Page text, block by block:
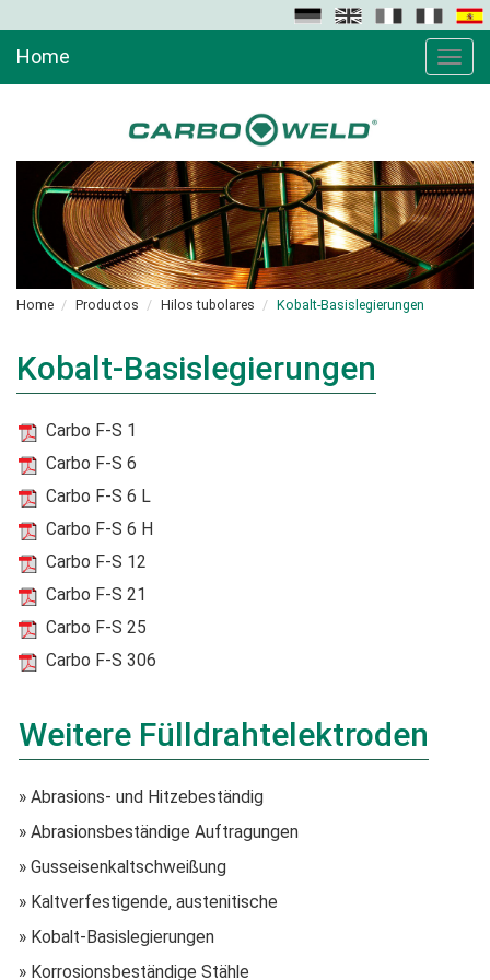
Toggle
Home
Home Productos Hilos tubolares Kobalt-Basislegierungen
Kobalt-Basislegierungen
Carbo F-S 1
Carbo F-S 6
Carbo F-S 6 L
Carbo F-S 6 H
Carbo F-S 12
Carbo F-S 21
Carbo F-S 25
Carbo F-S 306
Weitere Fülldrahtelektroden
» Abrasions- und Hitzebeständig
» Abrasionsbeständige Auftragungen
» Gusseisenkaltschweißung
» Kaltverfestigende, austenitische
» Kobalt-Basislegierungen
» Korrosionsbeständige Stähle